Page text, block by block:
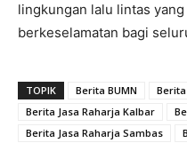
lingkungan lalu lintas
berkeselamatan bagi
TOPIK Berita BUMN
Berita Jasa Raharja Kalbar
Berita Jasa Raharja Sambas